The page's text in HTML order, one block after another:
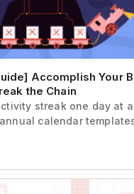
Accomplish Your
the Chain
streak one day at
calendar
Project with